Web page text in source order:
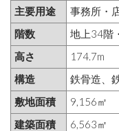
主要用途
事務所・
階数
地上34階
高さ
174.7m
構造
鉄骨造、
敷地面積
9,156㎡
建築面積
6,563㎡